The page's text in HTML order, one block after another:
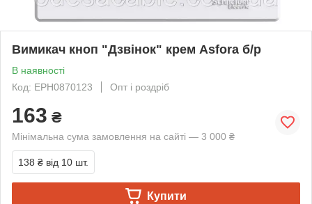
Вимикач кноп "Дзвінок" крем Asfora б/р
В наявності
Код: EPH0870123
Опт і роздріб
163 ₴
Мінімальна сума замовлення на сайті — 3 000 ₴
138 ₴ від 10 шт.
Купити